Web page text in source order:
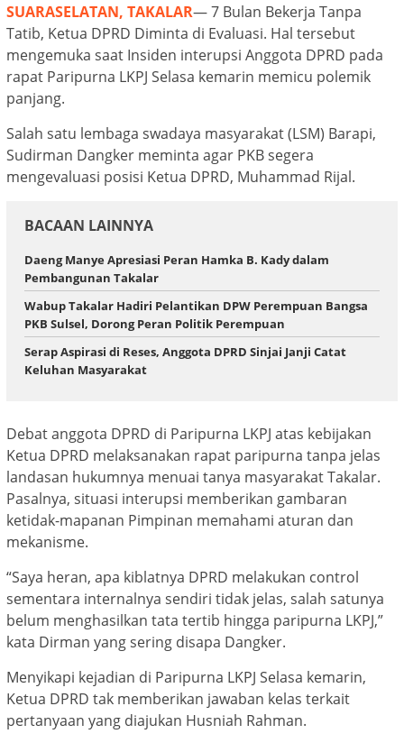
SUARASELATAN, TAKALAR— 7 Bulan Bekerja Tanpa
Tatib, Ketua DPRD Diminta di Evaluasi. Hal tersebut
mengemuka saat Insiden interupsi Anggota DPRD pada
rapat Paripurna LKPJ Selasa kemarin memicu polemik
panjang.
Salah satu lembaga swadaya masyarakat (LSM) Barapi,
Sudirman Dangker meminta agar PKB segera
mengevaluasi posisi Ketua DPRD, Muhammad Rijal.
BACAAN LAINNYA
Daeng Manye Apresiasi Peran Hamka B. Kady dalam
Pembangunan Takalar
Wabup Takalar Hadiri Pelantikan DPW Perempuan Bangsa
PKB Sulsel, Dorong Peran Politik Perempuan
Serap Aspirasi di Reses, Anggota DPRD Sinjai Janji Catat
Keluhan Masyarakat
Debat anggota DPRD di Paripurna LKPJ atas kebijakan
Ketua DPRD melaksanakan rapat paripurna tanpa jelas
landasan hukumnya menuai tanya masyarakat Takalar.
Pasalnya, situasi interupsi memberikan gambaran
ketidak-mapanan Pimpinan memahami aturan dan
mekanisme.
“Saya heran, apa kiblatnya DPRD melakukan control
sementara internalnya sendiri tidak jelas, salah satunya
belum menghasilkan tata tertib hingga paripurna LKPJ,”
kata Dirman yang sering disapa Dangker.
Menyikapi kejadian di Paripurna LKPJ Selasa kemarin,
Ketua DPRD tak memberikan jawaban kelas terkait
pertanyaan yang diajukan Husniah Rahman.